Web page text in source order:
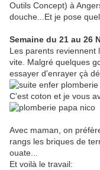
Outils Concept) à
douche...Et je pose
Semaine du 21 au 26
Les parents reviennent
vite. Malgré quelques
essayer d'enrayer çà
C'est coton et je vous
Avec maman, on
rangs les briques de
ouate...
Et voilà le travail: